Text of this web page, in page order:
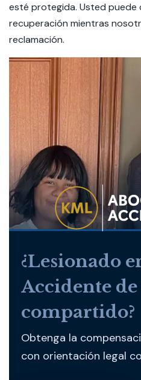
esté protegida. Usted puede
recuperación mientras
reclamación.
¿Lesionado
Accidente
compartido?
Obtenga la
con orientación legal